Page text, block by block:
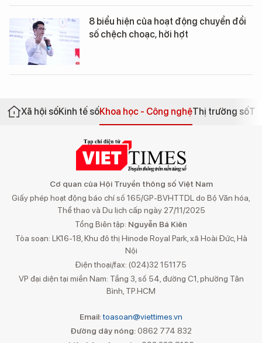
8 biểu hiện của hoạt động chuyển đổi
số chệch choạc, hời hợt
Xã hội sốKinh tế sốKhoa học - Công nghệThị trường số
Cơ quan của Hội Truyền thông số Việt Nam
Giấy phép hoạt động báo chí số 165/GP-BVHTTDL do Bộ Văn hóa,
Thể thao và Du lịch cấp ngày 27/11/2025
Tổng Biên tập: Nguyễn Bá Kiên
Tòa soạn: LK16-18, Khu đô thị Hinode Royal Park, xã Hoài Đức, Hà
Nội
Điện thoại/fax: (024)32 151175
VP đại diện tại miền Nam: Tầng 3, số 54, đường C1, phường Tân
Bình, TP.HCM
Email:toasoan@viettimes.vn
Đường dây nóng: 0862 774 832